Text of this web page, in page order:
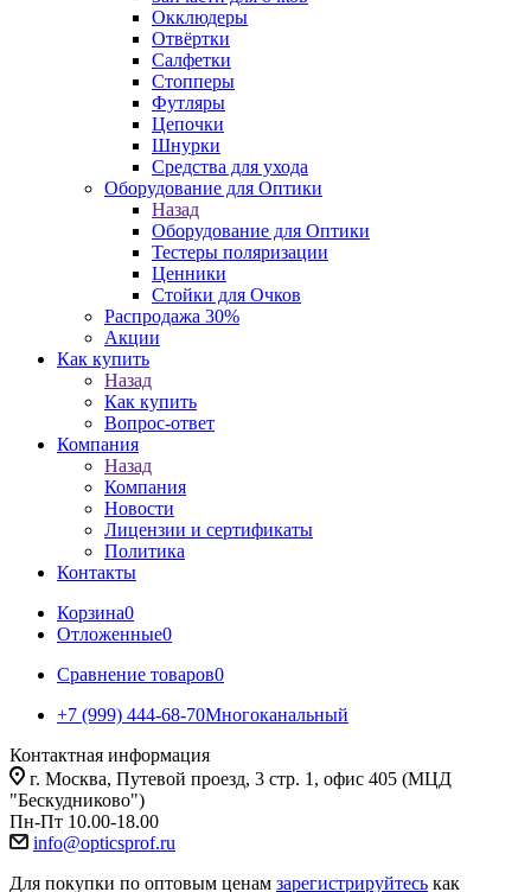
Окклюдеры
Отвёртки
Салфетки
Стопперы
Футляры
Цепочки
Шнурки
Средства для ухода
Оборудование для Оптики
Назад
Оборудование для Оптики
Тестеры поляризации
Ценники
Стойки для Очков
Распродажа 30%
Акции
Как купить
Назад
Как купить
Вопрос-ответ
Компания
Назад
Компания
Новости
Лицензии и сертификаты
Политика
Контакты
Корзина0
Отложенные0
Сравнение товаров0
+7 (999) 444-68-70Многоканальный
Контактная информация
г. Москва, Путевой проезд, 3 стр. 1, офис 405 (МЦД
"Бескудниково")
Пн-Пт 10.00-18.00
info@opticsprof.ru
Для покупки по оптовым ценам зарегистрируйтесь как